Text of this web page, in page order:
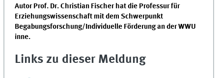
Autor Prof. Dr. Christian Fischer hat die Professur für
Erziehungswissenschaft mit dem Schwerpunkt
Begabungsforschung/Individuelle Förderung an der WWU
inne.
Links zu dieser Meldung